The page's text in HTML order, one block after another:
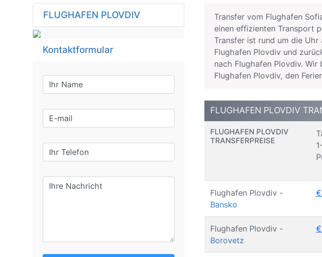
FLUGHAFEN PLOVDIV
Kontaktformular
Transfer vom Flughafen
einen effizienten Transport
Transfer ist rund um die Uhr
Flughafen Plovdiv und
nach Flughafen Plovdiv.
Flughafen Plovdiv, den
FLUGHAFEN PLOVDIV
FLUGHAFEN PLOVDIV
TRANSFERPREISE
Flughafen Plovdiv -
Bansko
Flughafen Plovdiv -
Borovetz